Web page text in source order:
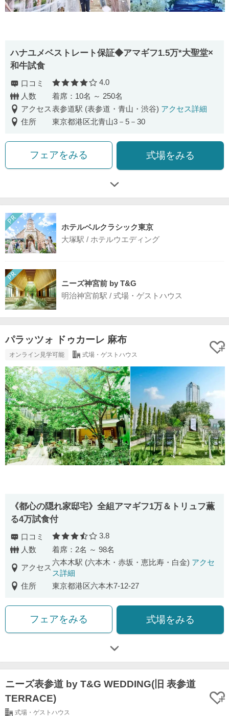
ハナユメベストレート保証◆アマギフ1.5万*大聖堂×
和牛試食
口コミ 口コミ評価
4.0
人数
着席：10名 ～ 250名
アクセス表参道駅 (表参道・青山・渋谷) アクセス詳細
住所
東京都港区北青山3－5－30
フェアをみる 式場をみる
ホテルベルクラシック東京
大塚駅 / ホテルウエディング
ニーズ神宮前 by T&G
明治神宮前駅 / 式場・ゲストハウス
パラッツォ ドゥカーレ 麻布
オンライン見学可能 式場・ゲストハウス
《都心の隠れ家邸宅》全組アマギフ1万＆トリュフ薫
る4万試食付
口コミ 口コミ評価
3.8
人数
着席：2名 ～ 98名
アクセス
六本木駅 (六本木・赤坂・恵比寿・白金) アクセ
ス詳細
住所
東京都港区六本木7-12-27
フェアをみる 式場をみる
ニーズ表参道 by T&G WEDDING(旧 表参道
TERRACE)
式場・ゲストハウス